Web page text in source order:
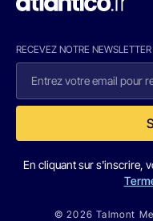
RECEVEZ NOTRE NEWSLETTER
En cliquant sur s'inscrire,
© 2026 Talmont